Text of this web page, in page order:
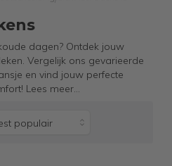
dagen? Ontdek jouw
Vergelijk ons gevarieerde
en vind jouw perfecte
Lees meer...